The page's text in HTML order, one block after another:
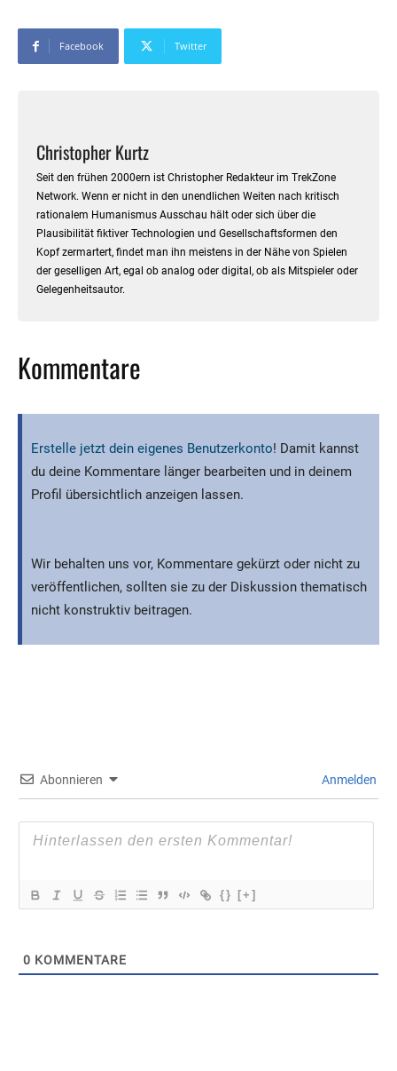
Facebook Twitter
Christopher Kurtz
Seit den frühen 2000ern ist Christopher Redakteur im TrekZone
Network. Wenn er nicht in den unendlichen Weiten nach kritisch
rationalem Humanismus Ausschau hält oder sich über die
Plausibilität fiktiver Technologien und Gesellschaftsformen den
Kopf zermartert, findet man ihn meistens in der Nähe von Spielen
der geselligen Art, egal ob analog oder digital, ob als Mitspieler oder
Gelegenheitsautor.
Kommentare
Erstelle jetzt dein eigenes Benutzerkonto! Damit kannst
du deine Kommentare länger bearbeiten und in deinem
Profil übersichtlich anzeigen lassen.
Wir behalten uns vor, Kommentare gekürzt oder nicht zu
veröffentlichen, sollten sie zu der Diskussion thematisch
nicht konstruktiv beitragen.
Abonnieren Anmelden
{} [+]
0 KOMMENTARE